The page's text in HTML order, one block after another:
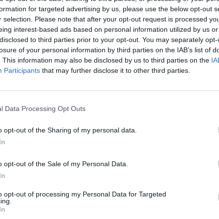
for targeted advertising by us, please use the below opt-out
selection. Please note that after your opt-out request is processed
interest-based ads based on personal information utilized by us
to third parties prior to your opt-out. You may separately
of your personal information by third parties on the IAB’s list of
This information may also be disclosed by us to third parties on the
Participants that may further disclose it to other third parties.
Data Processing Opt Outs
opt-out of the Sharing of my personal data.
opt-out of the Sale of my Personal Data.
opt-out of processing my Personal Data for Targeted
csökkent a GKI Gazdaságkutató Rt. (www.gki.hu)
hatásoktól megtisztított értéke. Az EU
legfrissebb eredménye arról tanúskodik, hogy
eleje óta tartó, némi hullámzás melletti stagnálása.
helyzet jobb a tavaly év véginél - tovább várat
egyik szektor esetében sem nagyon jelentős. Az
és termelési kilátásaikról is rosszabbodott.
portfolio.hu hírarchívumához tartozik, melynek olvasása